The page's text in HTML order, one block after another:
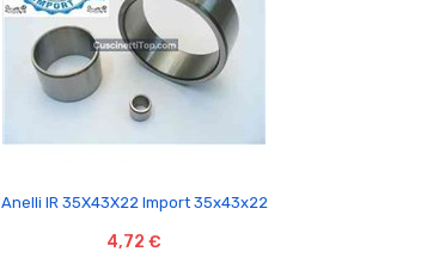

Anelli IR 35X43X22 Import 35x43x22
4,72 €